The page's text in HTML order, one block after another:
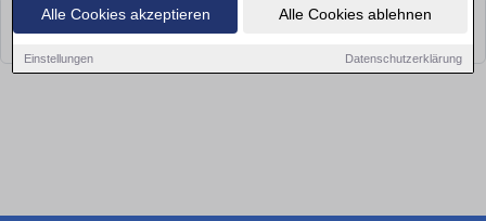
Alle Cookies akzeptieren Alle Cookies ablehnen
Einstellungen Datenschutzerklärung
Leider konnten wir derzeit keine passenden Objekte finden. Schauen Sie
bald wieder vorbei!